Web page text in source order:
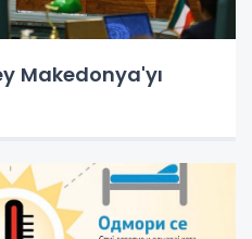
Makedonya'yı